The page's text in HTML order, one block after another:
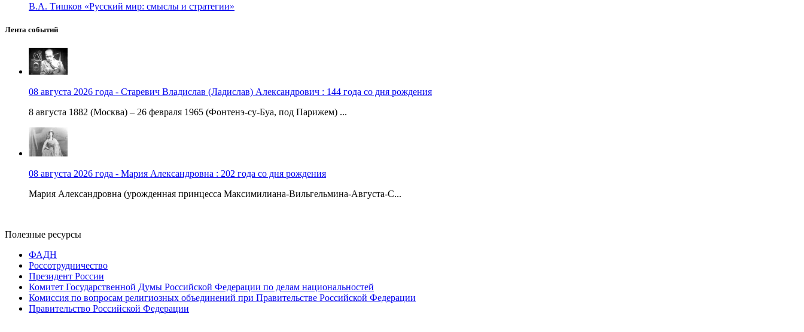
В.А. Тишков «Русский мир: смыслы и стратегии»
Лента событий
08 августа 2026 года - Старевич Владислав (Ладислав) Александрович : 144 года со дня рождения
8 августа 1882 (Москва) – 26 февраля 1965 (Фонтенэ-су-Буа, под Парижем) ...
08 августа 2026 года - Мария Александровна : 202 года со дня рождения
Мария Александровна (урожденная принцесса Максимилиана-Вильгельмина-Августа-С...
Полезные ресурсы
ФАДН
Россотрудничество
Президент России
Комитет Государственной Думы Российской Федерации по делам национальностей
Комиссия по вопросам религиозных объединений при Правительстве Российской Федерации
Правительство Российской Федерации